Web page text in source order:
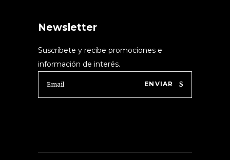
Newsletter
Suscríbete y recibe promociones e
información de interés.
ENVIAR